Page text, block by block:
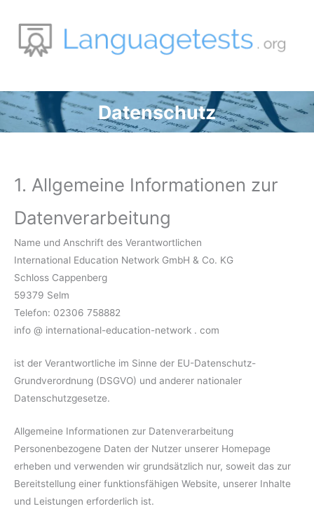
Inhalt
springen
Datenschutz
1. Allgemeine Informationen zur
Datenverarbeitung
Name und Anschrift des Verantwortlichen
International Education Network GmbH & Co. KG
Schloss Cappenberg
59379 Selm
Telefon: 02306 758882
info @ international-education-network . com
ist der Verantwortliche im Sinne der EU-Datenschutz-
Grundverordnung (DSGVO) und anderer nationaler
Datenschutzgesetze.
Allgemeine Informationen zur Datenverarbeitung
Personenbezogene Daten der Nutzer unserer Homepage
erheben und verwenden wir grundsätzlich nur, soweit das zur
Bereitstellung einer funktionsfähigen Website, unserer Inhalte
und Leistungen erforderlich ist.